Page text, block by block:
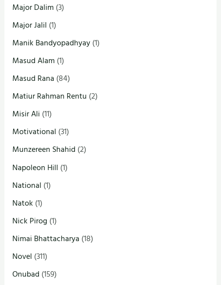
Major Dalim (3)
Major Jalil (1)
Manik Bandyopadhyay(1)
Masud Alam (1)
Masud Rana (84)
Matiur Rahman Rentu (2)
Misir Ali (11)
Motivational (31)
Munzereen Shahid (2)
Napoleon Hill (1)
National (1)
Natok (1)
Nick Pirog (1)
Nimai Bhattacharya (18)
Novel (311)
Onubad (159)